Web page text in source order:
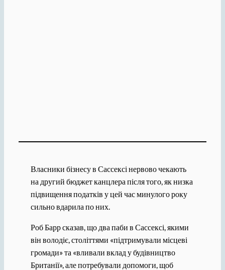
Власники бізнесу в Сассексі нервово чекають
на другий бюджет канцлера після того, як низка
підвищення податків у цей час минулого року
сильно вдарила по них.
Роб Барр сказав, що два паби в Сассексі, якими
він володіє, століттями «підтримували місцеві
громади» та «вливали вклад у будівництво
Британії», але потребували допомоги, щоб